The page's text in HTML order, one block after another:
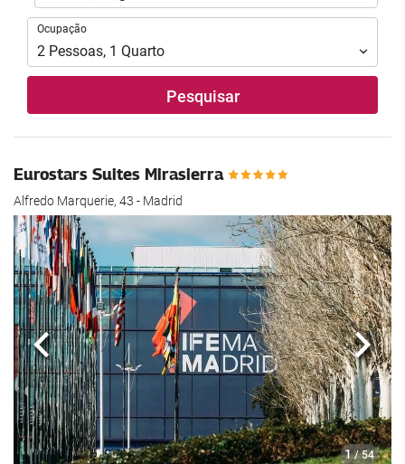
Ocupação
Ocupação
2 Pessoas, 1 Quarto
Pesquisar
Eurostars Suites Mirasierra
Alfredo Marquerie, 43 - Madrid
1 / 54
Anterior